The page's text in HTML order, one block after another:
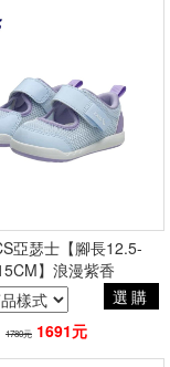
亞瑟士【腳長12.5-
】浪漫紫香
選購
1780元 1691元